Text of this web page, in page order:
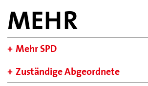
MEHR
Mehr SPD
Zuständige Abgeordnete